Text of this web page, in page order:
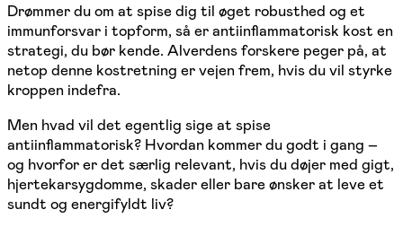
Drømmer du om at spise dig til øget robusthed og et
immunforsvar i topform, så er antiinflammatorisk kost en
strategi, du bør kende. Alverdens forskere peger på, at
netop denne kostretning er vejen frem, hvis du vil styrke
kroppen indefra.
Men hvad vil det egentlig sige at spise
antiinflammatorisk? Hvordan kommer du godt i gang –
og hvorfor er det særlig relevant, hvis du døjer med gigt,
hjertekarsygdomme, skader eller bare ønsker at leve et
sundt og energifyldt liv?